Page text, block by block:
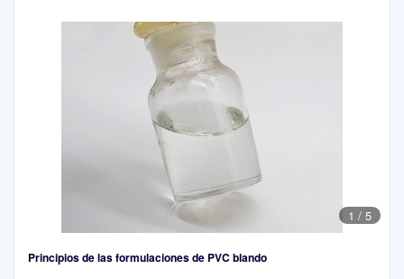
1 / 5
Principios de las formulaciones de PVC blando